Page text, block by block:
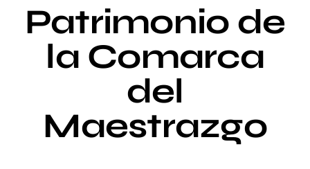
Quienes somos
Actualidad
Patrimonio de
la Comarca
del
Maestrazgo